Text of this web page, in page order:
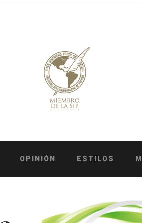
OPINIÓN ESTILOS